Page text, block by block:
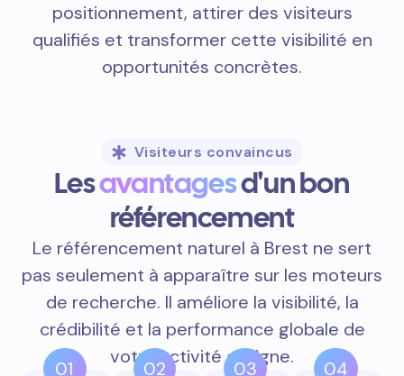
positionnement, attirer des visiteurs
qualifiés et transformer cette visibilité en
opportunités concrètes.
Visiteurs convaincus
Lesavantagesd'un bon
référencement
Le référencement naturel à Brest ne sert
pas seulement à apparaître sur les moteurs
de recherche. Il améliore la visibilité, la
crédibilité et la performance globale de
votre activité en ligne.
01 02 03 04